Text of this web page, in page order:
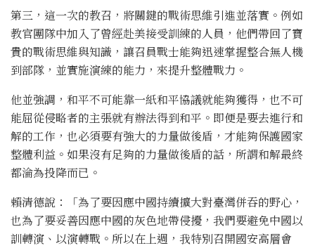
第三，這一次的教召，將關鍵的戰術思維引進並落實。例如
教官團隊中加入了曾經赴美接受訓練的人員，他們帶回了寶
貴的戰術思維與知識，讓召員戰士能夠迅速掌握整合無人機
到部隊，並實施演練的能力，來提升整體戰力。
他並強調，和平不可能靠一紙和平協議就能夠獲得，也不可
能屈從侵略者的主張就有辦法得到和平。即便是要去進行和
解的工作，也必須要有強大的力量做後盾，才能夠保護國家
整體利益。如果沒有足夠的力量做後盾的話，所謂和解最終
都淪為投降而已。
賴清德說：「為了要因應中國持續擴大對臺灣併吞的野心，
也為了要妥善因應中國的灰色地帶侵擾，我們要避免中國以
訓轉演、以演轉戰。所以在上週，我特別召開國安高層會